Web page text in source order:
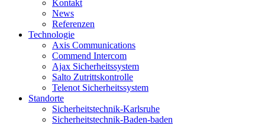
Kontakt
News
Referenzen
Technologie
Axis Communications
Commend Intercom
Ajax Sicherheitssystem​
Salto Zutrittskontrolle
Telenot Sicherheitssystem
Standorte
Sicherheitstechnik-Karlsruhe
Sicherheitstechnik-Baden-baden